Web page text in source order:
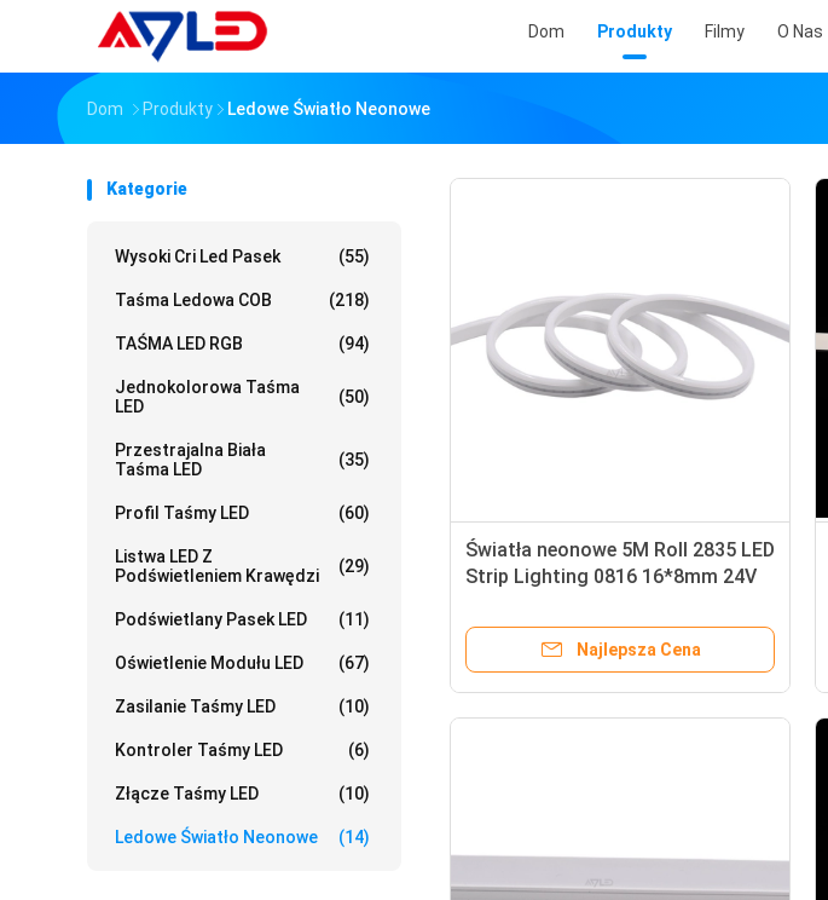
Dom Produkty Filmy O Nas
Dom Produkty Ledowe Światło Neonowe
Kategorie
Wysoki Cri Led Pasek (55)
Taśma Ledowa COB (218)
TAŚMA LED RGB (94)
Jednokolorowa Taśma
LED
(50)
Przestrajalna Biała
Taśma LED
(35)
Profil Taśmy LED (60)
Listwa LED Z
Podświetleniem Krawędzi
(29)
Podświetlany Pasek LED (11)
Oświetlenie Modułu LED (67)
Zasilanie Taśmy LED (10)
Kontroler Taśmy LED (6)
Złącze Taśmy LED (10)
Ledowe Światło Neonowe (14)
Światła neonowe 5M Roll 2835 LED
Strip Lighting 0816 16*8mm 24V
Indoor
Najlepsza Cena